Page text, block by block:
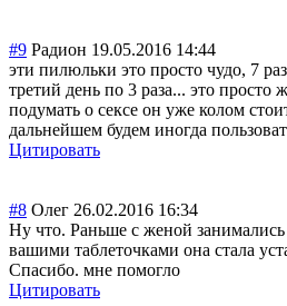
#9 Радион 19.05.2016 14:44
эти пилюльки это просто чудо, 7
третий день по 3 раза... это просто
подумать о сексе он уже колом
дальнейшем будем иногда
Цитировать
#8 Олег 26.02.2016 16:34
Ну что. Раньше с женой занимались
вашими таблеточками она стала
Спасибо. мне помогло
Цитировать